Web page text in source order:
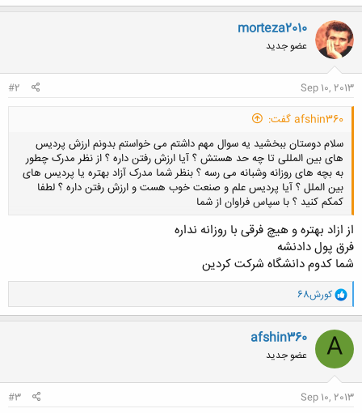
morteza2010
عضو جدید
Sep 10, 2013
#2
afshin360 گفت:
سلام دوستان ببخشید یه سوال مهم داشتم می خواستم بدونم ارزش پردیس
های بین المللی تا چه حد هستش ؟ آیا ارزش رفتن داره ؟ از نظر مدرک چطور
به بچه های روزانه وشبانه می رسه ؟ بنظر شما مدرک آزاد بهتره یا پردیس های
بین الملل ؟ آیا پردیس علم و صنعت خوب هست و ارزش رفتن داره ؟ لطفا
کمکم کنید ؟ با سپاس فراوان از شما
از ازاد بهتره و هیچ فرقی با روزانه نداره
فرق پول دادنشه
شما کدوم دانشگاه شرکت کردین
و
ا
ک
ن
ش
ه
ا
کورش68
A
afshin360
عضو جدید
Sep 10, 2013
#3